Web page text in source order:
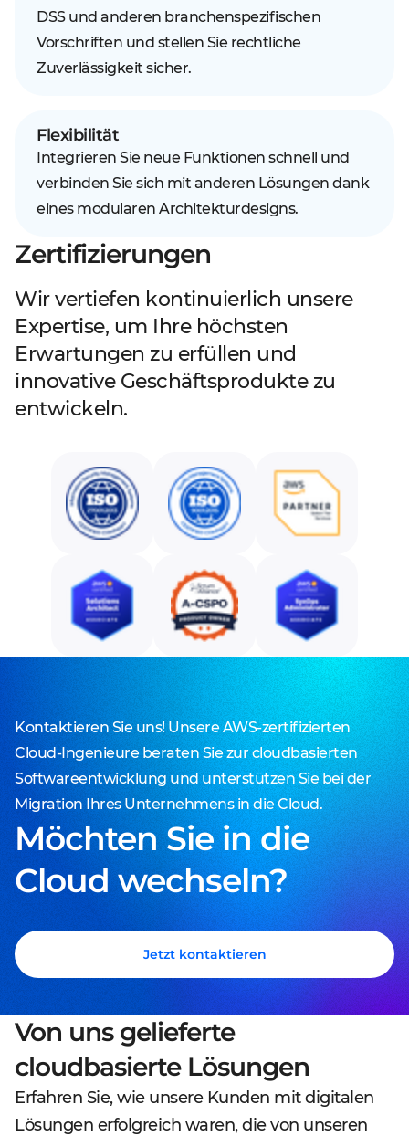
DSS und anderen branchenspezifischen
Vorschriften und stellen Sie rechtliche
Zuverlässigkeit sicher.
Flexibilität
Integrieren Sie neue Funktionen schnell und
verbinden Sie sich mit anderen Lösungen dank
eines modularen Architekturdesigns.
Zertifizierungen
Wir vertiefen kontinuierlich unsere
Expertise, um Ihre höchsten
Erwartungen zu erfüllen und
innovative Geschäftsprodukte zu
entwickeln.
Kontaktieren Sie uns! Unsere AWS-zertifizierten
Cloud-Ingenieure beraten Sie zur cloudbasierten
Softwareentwicklung und unterstützen Sie bei der
Migration Ihres Unternehmens in die Cloud.
Möchten Sie in die
Cloud wechseln?
Jetzt kontaktieren
Von uns gelieferte
cloudbasierte Lösungen
Erfahren Sie, wie unsere Kunden mit digitalen
Lösungen erfolgreich waren, die von unseren